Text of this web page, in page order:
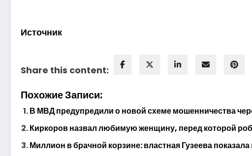
Источник
Share this content:
Похожие Записи:
В МВД предупредили о новой схеме мошенничества
Киркоров назвал любимую женщину, перед которой
Миллион в брачной корзине: властная Гузеева показала